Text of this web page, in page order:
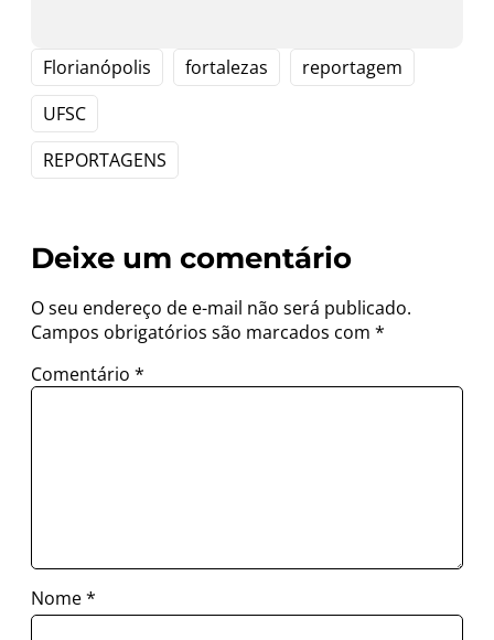
Florianópolis fortalezas
reportagem
UFSC
REPORTAGENS
Deixe um comentário
O seu endereço de e-mail não será publicado.
Campos obrigatórios são marcados com *
Comentário *
Nome*